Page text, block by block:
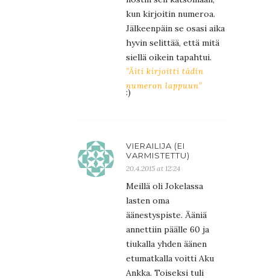
kun kirjoitin numeroa.
Jälkeenpäin se osasi aika
hyvin selittää, että mitä
siellä oikein tapahtui.
”Äiti kirjoitti tädin
numeron lappuun”
:)
VIERAILIJA (EI
VARMISTETTU)
20.4.2015 at 12:24
Meillä oli Jokelassa
lasten oma
äänestyspiste. Ääniä
annettiin päälle 60 ja
tiukalla yhden äänen
etumatkalla voitti Aku
Ankka. Toiseksi tuli